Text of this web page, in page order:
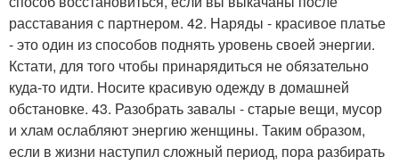
расставания с партнером. 42. Наряды - красивое платье
- это один из способов поднять уровень своей энергии.
Кстати, для того чтобы принарядиться не обязательно
куда-то идти. Носите красивую одежду в домашней
обстановке. 43. Разобрать завалы - старые вещи, мусор
и хлам ослабляют энергию женщины. Таким образом,
если в жизни наступил сложный период, пора разбирать